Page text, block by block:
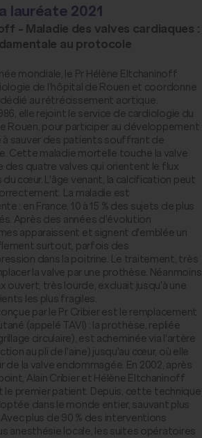
lauréate 2021
- Maladie des valves cardiaques :
au protocole
mondiale, le Pr Hélène Eltchaninoff
de l'hôpital de Rouen et coordonne
au rétrécissement aortique.
elle rejoint le service de cardiologie du
Rouen, pour participer au développement
sauver des patients souffrant de
Cette maladie mortelle touche la valve
des quatre valves qui orientent le flux
du cœur. L'âge venant, la calcification peut
La maladie est
: en France, 10 à 15 % des sujets de plus
Après des années d'évolution
apparaissent et signent d'emblée un
surtout, parfois des
dans la poitrine. Le traitement, très
la valve par une prothèse. Néanmoins
très lourde, excluait jusqu'à une
les plus fragiles.
par le Pr Cribier est le remplacement
(appelé TAVI) : la prothèse, repliée
circulaire), est acheminée via l'artère
au pli de l'aine) jusqu'au cœur, où elle
la valve endommagée. En 2002, après
Alain Cribier et Hélène Eltchaninoff
le premier patient. Depuis, cette technique
dans le monde entier, sauvant plus
plus de 90 % des interventions
anesthésie locale, les suites opératoires